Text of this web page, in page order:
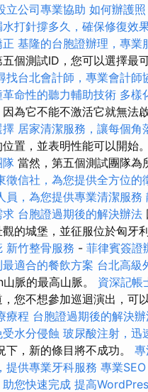
立公司專業協助 如何辦護
打針撐多久，確保修復效
基隆的台胞證辦理，專業
個測試ID，您可以選擇最
找台北會計師，專業會計師
命性的聽力輔助技術 多樣
為它不能不激活它就無法
擇 居家清潔服務，讓每個角
置，並表明性能可以開始。
隊 當然，第五個測試團隊為
徵信社，為您提供全方位的
員，為您提供專業清潔服務
求 台胞證過期後的解決辦法
的城堡，並征服位於匈牙
新竹整骨服務 - 菲律賓簽證
適合的餐飲方案 台北高級
脈的最高山脈。 資深記帳
您不想參加巡迴演出，可
療程 台胞證過期後的解決
水分侵蝕 玻尿酸注射，迅
下，新的條目將不成功。
提供專業牙科服務 專業
您快速完成 提高